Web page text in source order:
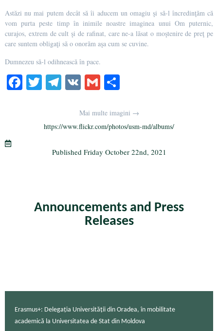
Astăzi nu mai putem decât să îi aducem un omagiu şi să-l încredinţăm că
vom purta peste timp în inimile noastre imaginea unui Om puternic,
curajos, extrem de cult şi de rafinat, care ne-a lăsat o moştenire de preţ pe
care suntem obligaţi să o onorăm aşa cum se cuvine.
Dumnezeu să-l odihnească în pace.
Fa T
r
Te
a
m
V G
ailre
Mai multe imagini →
https://www.flickr.com/photos/usm-md/albums/
Published Friday October 22nd, 2021
Announcements and Press
Releases
Erasmus+: Delegația Universității din Oradea, în mobilitate
academică la Universitatea de Stat din Moldova